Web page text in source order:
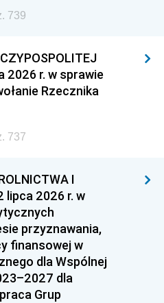
739
2026 r. w sprawie
Rzecznika
737
I
lipca 2026 r. w
przyznawania,
finansowej w
dla Wspólnej
dla
Grup